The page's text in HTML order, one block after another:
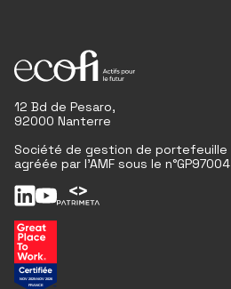
12 Bd de Pesaro,
92000 Nanterre
Société de gestion de portefeuille
agréée par l'AMF sous le n°GP97004